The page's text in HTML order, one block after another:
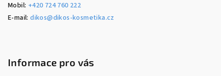
Mobil: +420 724 760 222
E-mail:dikos@dikos-kosmetika.cz
Informace pro vás